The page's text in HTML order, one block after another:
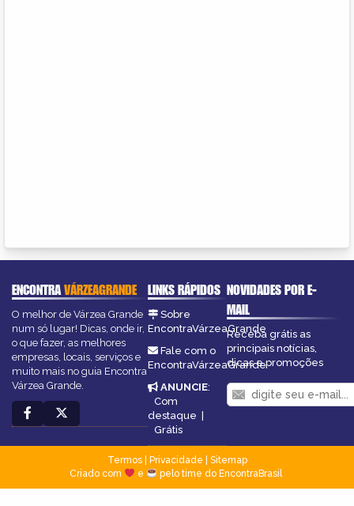
ENCONTRAVÁRZEAGRANDE
O melhor de Várzea Grande
num só lugar! Dicas, onde ir,
o que fazer, as melhores
empresas, locais, serviços e
muito mais no guia Encontra
Várzea Grande.
LINKS RÁPIDOS
Sobre
EncontraVárzeaGrande
Fale com o
EncontraVárzeaGrande
ANUNCIE:
Com
destaque |
Grátis
NOVIDADES POR E-
MAIL
Receba grátis as
principais notícias,
dicas e promoções
Termos| Privacidade
Sitemap
Criado com
e pelo time do EncontraBrasil